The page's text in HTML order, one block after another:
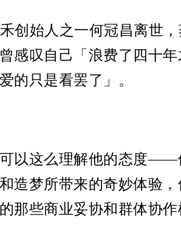
创始人之一何冠昌离世
感叹自己「浪费了四十
的只是看罢了」。
以这么理解他的态度——
造梦所带来的奇妙体验
那些商业妥协和群体协